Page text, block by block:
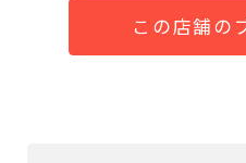
この店舗の